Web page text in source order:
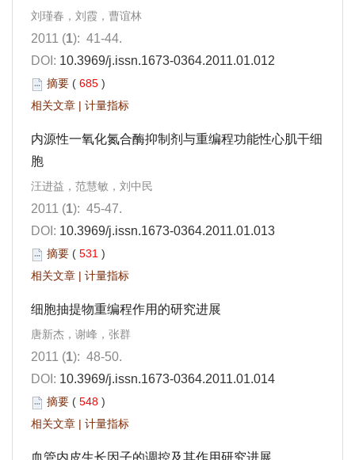
刘瑾春，刘霞，曹谊林
2011 (1): 41-44.
DOI: 10.3969/j.issn.1673-0364.2011.01.012
摘要 ( 685 )
相关文章 | 计量指标
内源性一氧化氮合酶抑制剂与重编程功能性心肌干细
胞
汪进益，范慧敏，刘中民
2011 (1): 45-47.
DOI: 10.3969/j.issn.1673-0364.2011.01.013
摘要 ( 531 )
相关文章 | 计量指标
细胞抽提物重编程作用的研究进展
唐新杰，谢峰，张群
2011 (1): 48-50.
DOI: 10.3969/j.issn.1673-0364.2011.01.014
摘要 ( 548 )
相关文章 | 计量指标